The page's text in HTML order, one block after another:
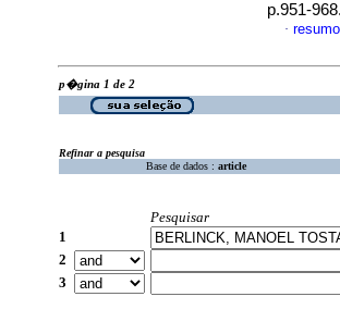
p.951-
·
p�gina 1 de 2
Refinar a pesquisa
Base de dados : article
Pesquisar
1
2
3